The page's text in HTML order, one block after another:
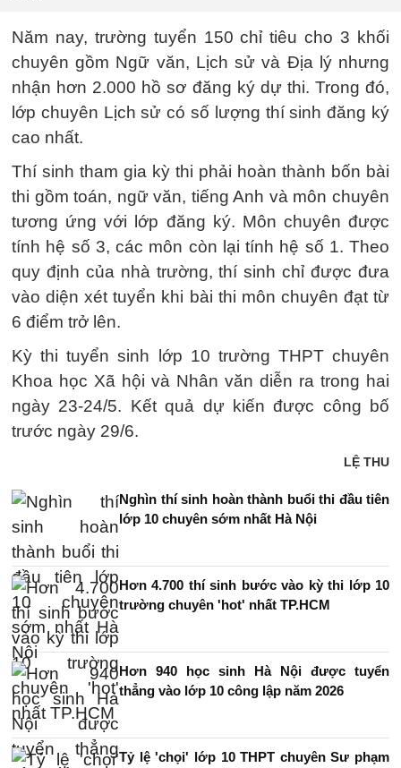
Năm nay, trường tuyển 150 chỉ tiêu cho 3 khối
chuyên gồm Ngữ văn, Lịch sử và Địa lý nhưng
nhận hơn 2.000 hồ sơ đăng ký dự thi. Trong đó,
lớp chuyên Lịch sử có số lượng thí sinh đăng ký
cao nhất.
Thí sinh tham gia kỳ thi phải hoàn thành bốn bài
thi gồm toán, ngữ văn, tiếng Anh và môn chuyên
tương ứng với lớp đăng ký. Môn chuyên được
tính hệ số 3, các môn còn lại tính hệ số 1. Theo
quy định của nhà trường, thí sinh chỉ được đưa
vào diện xét tuyển khi bài thi môn chuyên đạt từ
6 điểm trở lên.
Kỳ thi tuyển sinh lớp 10 trường THPT chuyên
Khoa học Xã hội và Nhân văn diễn ra trong hai
ngày 23-24/5. Kết quả dự kiến được công bố
trước ngày 29/6.
LỆ THU
Nghìn thí sinh hoàn thành buổi thi đầu tiên
lớp 10 chuyên sớm nhất Hà Nội
Hơn 4.700 thí sinh bước vào kỳ thi lớp 10
trường chuyên 'hot' nhất TP.HCM
Hơn 940 học sinh Hà Nội được tuyển
thẳng vào lớp 10 công lập năm 2026
Tỷ lệ 'chọi' lớp 10 THPT chuyên Sư phạm